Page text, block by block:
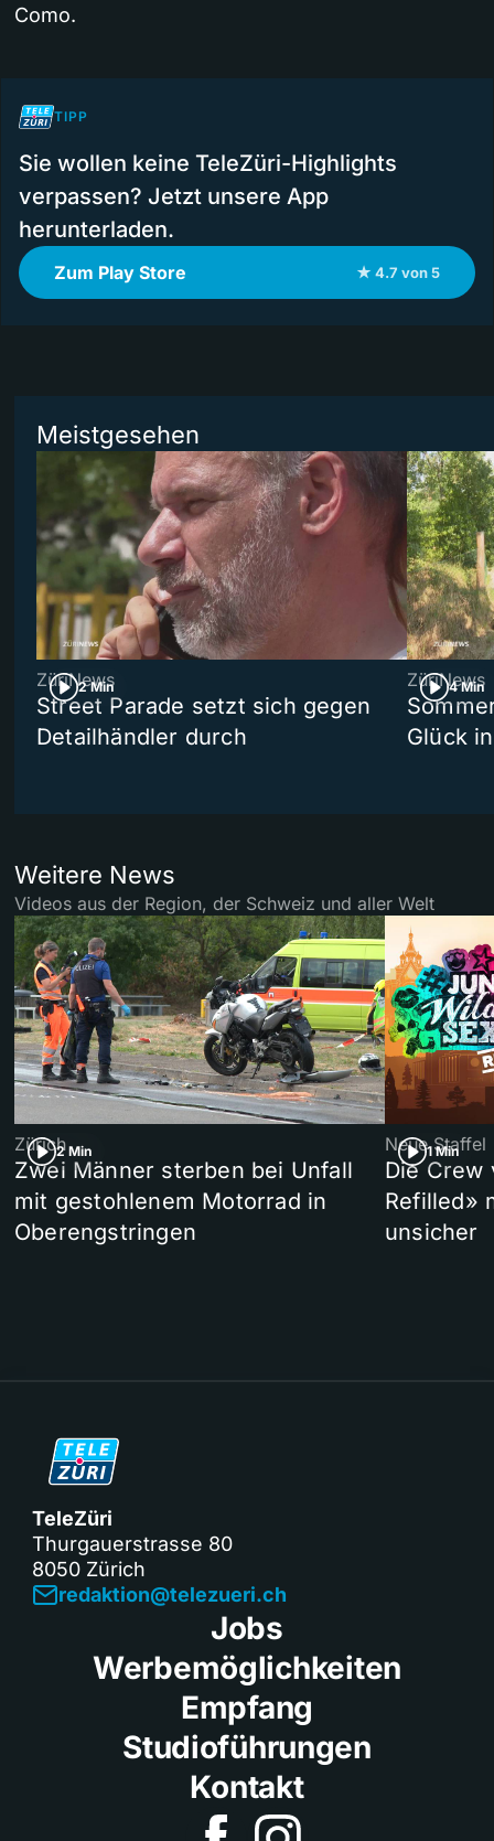
Como.
TIPP
Sie wollen keine TeleZüri-Highlights
verpassen? Jetzt unsere App
herunterladen.
Zum Play Store ★ 4.7 von 5
Meistgesehen
2 Min
ZüriNews
Street Parade setzt sich gegen
Detailhändler durch
4 Min
ZüriNews
Glück
Weitere News
Videos aus der Region, der Schweiz und aller Welt
2 Min
Zürich
Zwei Männer sterben bei Unfall
mit gestohlenem Motorrad in
Oberengstringen
1 Min
Neue Staffel
Die Crew
Refilled»
unsicher
TeleZüri
Thurgauerstrasse 80
8050 Zürich
redaktion@telezueri.ch
Jobs
Werbemöglichkeiten
Empfang
Studioführungen
Kontakt